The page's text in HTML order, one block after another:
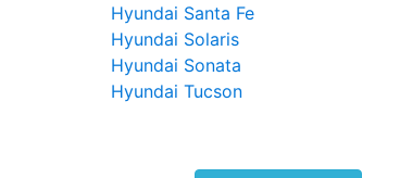
Hyundai Santa Fe
Hyundai Solaris
Hyundai Sonata
Hyundai Tucson